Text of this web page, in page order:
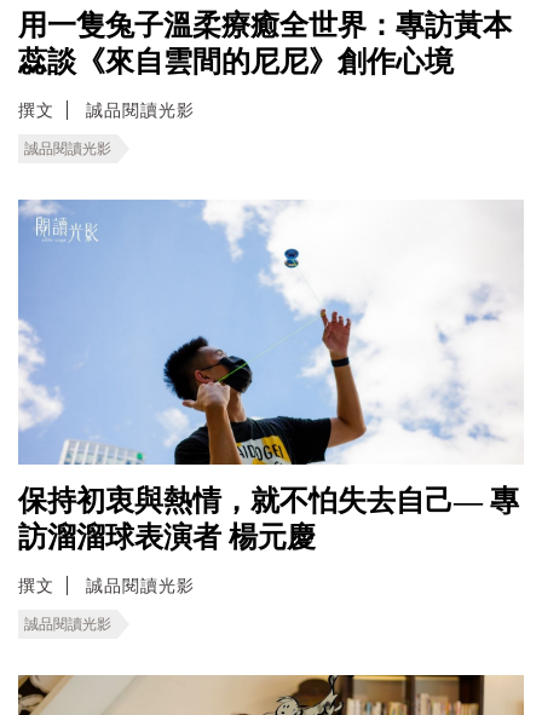
用一隻兔子溫柔療癒全世界：專訪黃本
蕊談《來自雲間的尼尼》創作心境
撰文 誠品閱讀光影
誠品閱讀光影
保持初衷與熱情，就不怕失去自己— 專
訪溜溜球表演者 楊元慶
撰文 誠品閱讀光影
誠品閱讀光影